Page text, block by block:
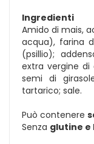
Ingredienti
Amido di mais,
acqua), farina
(psillio);
extra vergine di
semi di
tartarico; sale.
Può contenere
Senza glutine